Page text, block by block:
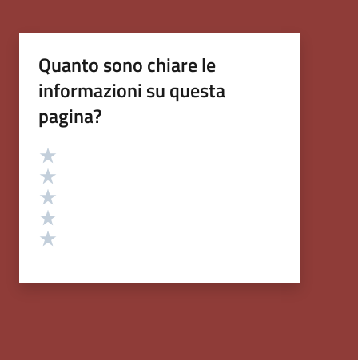
Quanto sono chiare le
informazioni su questa
pagina?
Valutazione